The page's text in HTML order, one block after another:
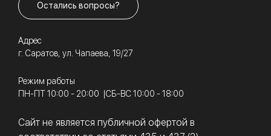
Остались вопросы?
Адрес
г. Саратов, ул. Чапаева, 19/27
Режим работы
ПН-ПТ 10:00 - 20:00
СБ-ВС 10:00 - 18:00
Сайт не является публичной офертой в